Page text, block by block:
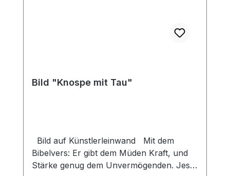
Bild "Knospe mit Tau"
Bild auf Künstlerleinwand Mit dem
Bibelvers: Er gibt dem Müden Kraft, und
Stärke genug dem Unvermögenden. Jes.